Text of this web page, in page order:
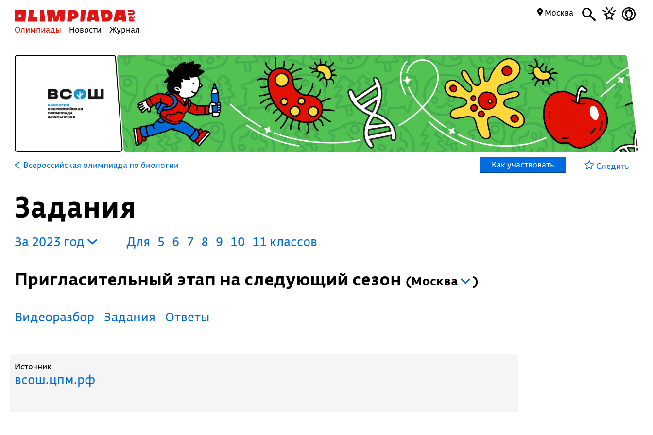
Олимпиады Новости Журнал
Москва
Всероссийская олимпиада по биологии Как участвовать Следить
Задания
За 2023 год Для 5 6 7 8 9 10 11 классов
Пригласительный этап на следующий сезон (Москва )
Видеоразбор Задания Ответы
Источник
всош.цпм.рф